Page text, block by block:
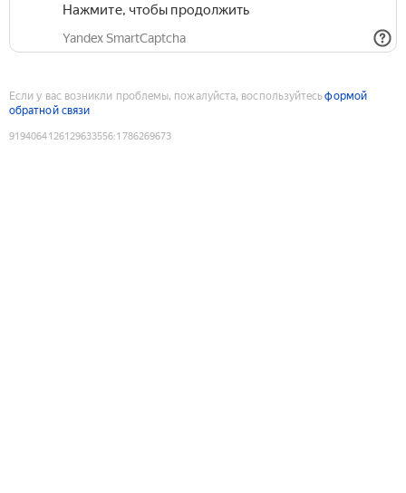
Нажмите, чтобы продолжить
Yandex SmartCaptcha
Если у вас возникли проблемы, пожалуйста, воспользуйтесьформой
обратной связи
9194064126129633556:1786269673